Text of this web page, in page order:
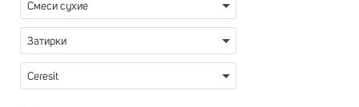
Смеси сухие
Затирки
Ceresit